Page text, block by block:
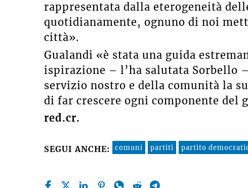
rappresentata dalla eterogeneità
quotidianamente, ognuno di noi
città».
Gualandi «è stata una guida
ispirazione – l’ha salutata Sorbello
servizio nostro e della comunità la
di far crescere ogni componente del
red.cr.
SEGUI ANCHE: comuni partiti partito